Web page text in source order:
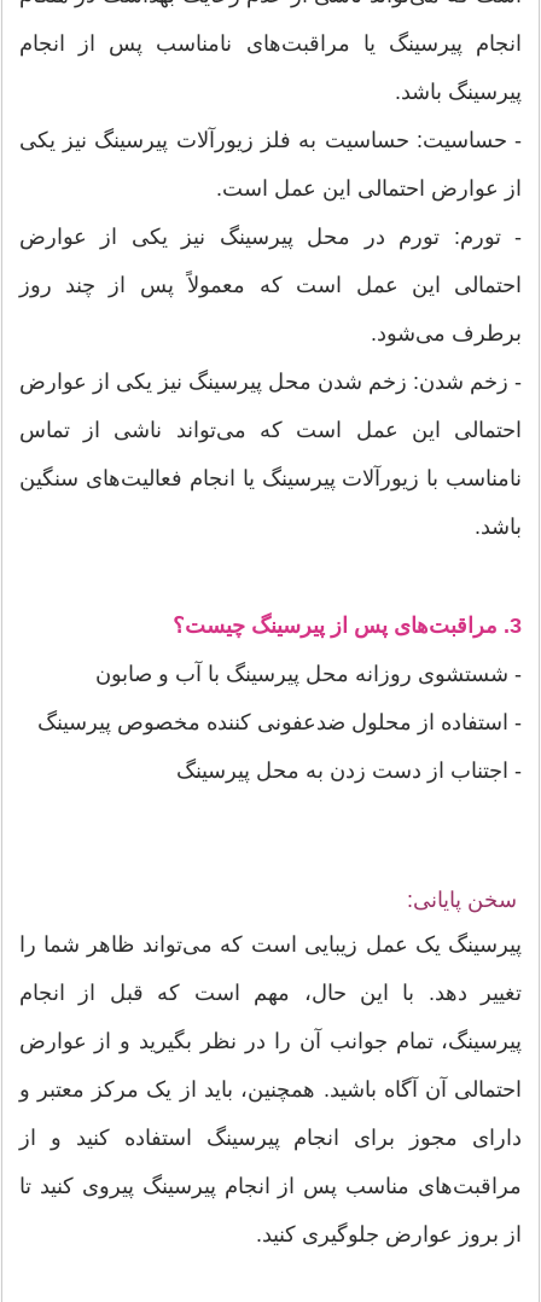
انجام پیرسینگ یا مراقبت‌های نامناسب پس از انجام
پیرسینگ باشد.
- حساسیت: حساسیت به فلز زیورآلات پیرسینگ نیز یکی
از عوارض احتمالی این عمل است.
- تورم: تورم در محل پیرسینگ نیز یکی از عوارض
احتمالی این عمل است که معمولاً پس از چند روز
برطرف می‌شود.
- زخم شدن: زخم شدن محل پیرسینگ نیز یکی از عوارض
احتمالی این عمل است که می‌تواند ناشی از تماس
نامناسب با زیورآلات پیرسینگ یا انجام فعالیت‌های سنگین
باشد.
3. مراقبت‌های پس از پیرسینگ چیست؟
- شستشوی روزانه محل پیرسینگ با آب و صابون
- استفاده از محلول ضدعفونی کننده مخصوص پیرسینگ
- اجتناب از دست زدن به محل پیرسینگ
سخن پایانی:
پیرسینگ یک عمل زیبایی است که می‌تواند ظاهر شما را
تغییر دهد. با این حال، مهم است که قبل از انجام
پیرسینگ، تمام جوانب آن را در نظر بگیرید و از عوارض
احتمالی آن آگاه باشید. همچنین، باید از یک مرکز معتبر و
دارای مجوز برای انجام پیرسینگ استفاده کنید و از
مراقبت‌های مناسب پس از انجام پیرسینگ پیروی کنید تا
از بروز عوارض جلوگیری کنید.